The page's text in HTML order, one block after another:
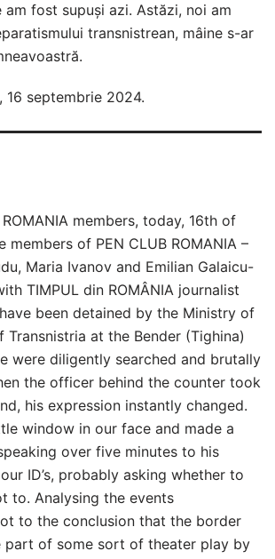
am fost supuși azi. Astăzi, noi am
transnistrean, mâine s-ar
16 septembrie 2024.
members, today, 16th of
members of PEN CLUB ROMANIA –
Maria Ivanov and Emilian Galaicu-
TIMPUL din ROMÂNIA journalist
been detained by the Ministry of
Transnistria at the Bender (Tighina)
were diligently searched and brutally
the officer behind the counter took
his expression instantly changed.
window in our face and made a
over five minutes to his
ID’s, probably asking whether to
to. Analysing the events
to the conclusion that the border
part of some sort of theater play by